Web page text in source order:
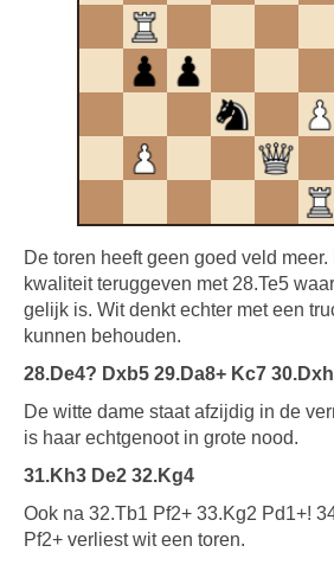
De toren heeft geen goed veld
kwaliteit teruggeven met 28.Te5
gelijk is. Wit denkt echter met een
kunnen behouden.
28.De4? Dxb5 29.Da8+ Kc7
De witte dame staat afzijdig in de
is haar echtgenoot in grote nood.
31.Kh3 De2 32.Kg4
Ook na 32.Tb1 Pf2+ 33.Kg2 Pd1+!
Pf2+ verliest wit een toren.